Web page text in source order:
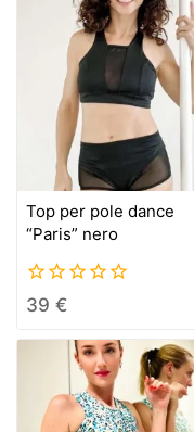
Top per pole dance
“Paris” nero
0
of
39 €